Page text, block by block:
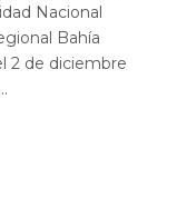
Nacional
Bahía
2 de diciembre